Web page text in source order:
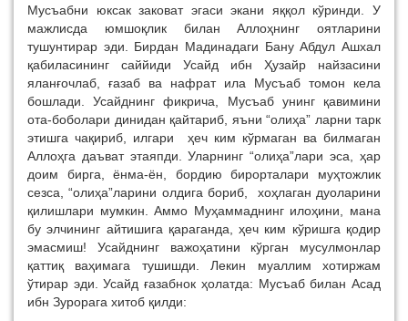
Мусъабни юксак заковат эгаси экани яққол кўринди. У
мажлисда юмшоқлик билан Аллоҳнинг оятларини
тушунтирар эди. Бирдан Мадинадаги Бану Абдул Ашхал
қабиласининг саййиди Усайд ибн Ҳузайр найзасини
яланғочлаб, ғазаб ва нафрат ила Мусъаб томон кела
бошлади. Усайднинг фикрича, Мусъаб унинг қавимини
ота-боболари динидан қайтариб, яъни “олиҳа” ларни тарк
этишга чақириб, илгари ҳеч ким кўрмаган ва билмаган
Аллоҳга даъват этаяпди. Уларнинг “олиҳа”лари эса, ҳар
доим бирга, ёнма-ён, бордию бирорталари муҳтожлик
сезса, “олиҳа”ларини олдига бориб, хоҳлаган дуоларини
қилишлари мумкин. Аммо Муҳаммаднинг илоҳини, мана
бу элчининг айтишига қараганда, ҳеч ким кўришга қодир
эмасмиш! Усайднинг важоҳатини кўрган мусулмонлар
қаттиқ ваҳимага тушишди. Лекин муаллим хотиржам
ўтирар эди. Усайд ғазабнок ҳолатда: Мусъаб билан Асад
ибн Зурорага хитоб қилди: